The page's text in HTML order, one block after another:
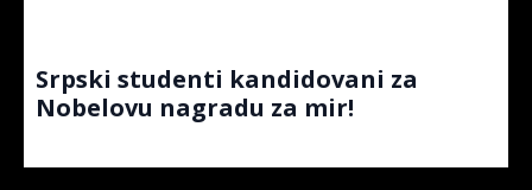
Srpski studenti kandidovani za
Nobelovu nagradu za mir!